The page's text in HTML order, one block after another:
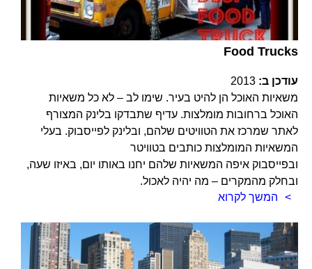
Food Trucks
עודכן ב: 2013
משאיות האוכל הן להיט בעיר. שימו לב – לא כל משאיות
האוכל ברחובות מומלצות. עדיף שתבדקו בלינק המצורף
לאתר שמרכז את הטוויטים שלהם, ובלינק לפייסבוק. בעלי
המשאיות המומלצות כותבים בטוויטר
ובפייסבוק איפה המשאיות שלהם יחנו באותו יום, באיזו שעה,
ובחלק מהמקרים – מה יהיה לאכול.
המשך לקרוא